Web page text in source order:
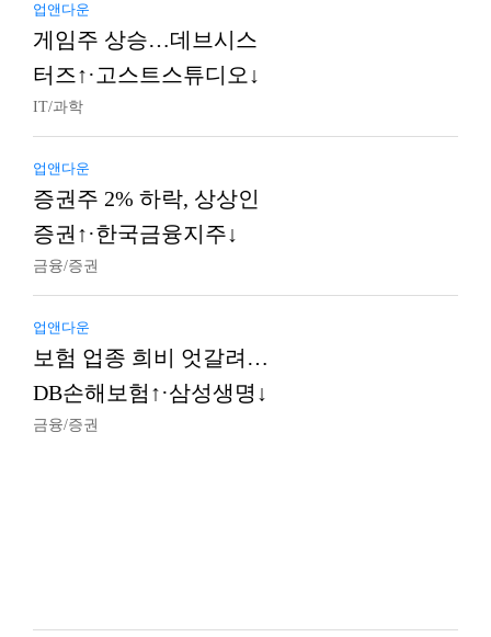
업앤다운
게임주 상승…데브시스
터즈↑·고스트스튜디오↓
IT/과학
업앤다운
증권주 2% 하락, 상상인
증권↑·한국금융지주↓
금융/증권
업앤다운
보험 업종 희비 엇갈려…
DB손해보험↑·삼성생명↓
금융/증권